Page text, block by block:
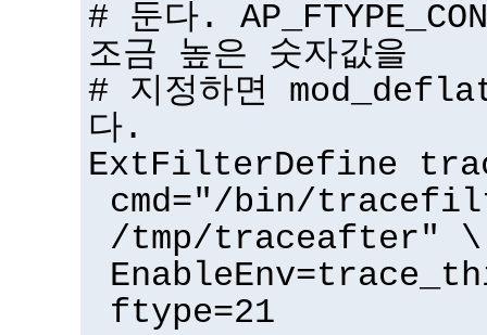
# 둔다.
조금 높은 숫자값을
# 지정하면
다.
ExtFilterDefine
cmd="/bin/
/tmp/traceafter" \
ftype=21